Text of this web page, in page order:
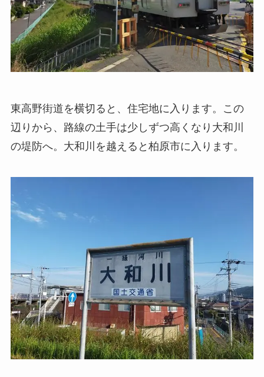
東高野街道を横切ると、住宅地に入ります。この
辺りから、路線の土手は少しずつ高くなり大和川
の堤防へ。大和川を越えると柏原市に入ります。